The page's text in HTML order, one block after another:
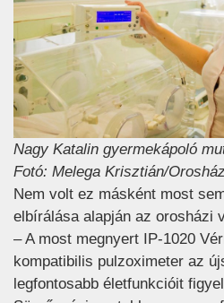
Nagy Katalin gyermekápoló
Fotó: Melega Krisztián/
Nem volt ez másként most
elbírálása alapján az orosházi
– A most megnyert IP-1020
kompatibilis pulzoximeter az
legfontosabb életfunkcióit